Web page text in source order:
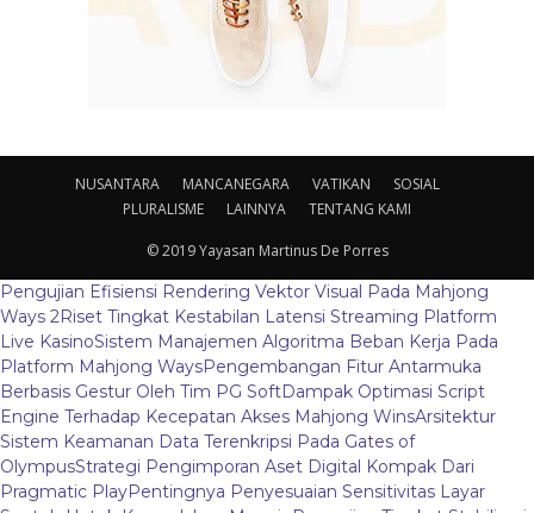
NUSANTARA MANCANEGARA VATIKAN
SOSIAL
PLURALISME
LAINNYA TENTANG KAMI
© 2019 Yayasan Martinus De Porres
Pengujian Efisiensi Rendering Vektor Visual Pada Mahjong
Ways 2Riset Tingkat Kestabilan Latensi Streaming Platform
Live KasinoSistem Manajemen Algoritma Beban Kerja Pada
Platform Mahjong WaysPengembangan Fitur Antarmuka
Berbasis Gestur Oleh Tim PG SoftDampak Optimasi Script
Engine Terhadap Kecepatan Akses Mahjong WinsArsitektur
Sistem Keamanan Data Terenkripsi Pada Gates of
OlympusStrategi Pengimporan Aset Digital Kompak Dari
Pragmatic PlayPentingnya Penyesuaian Sensitivitas Layar